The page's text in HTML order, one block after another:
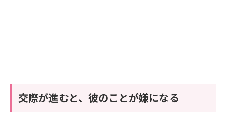
交際が進むと、彼のことが嫌になる